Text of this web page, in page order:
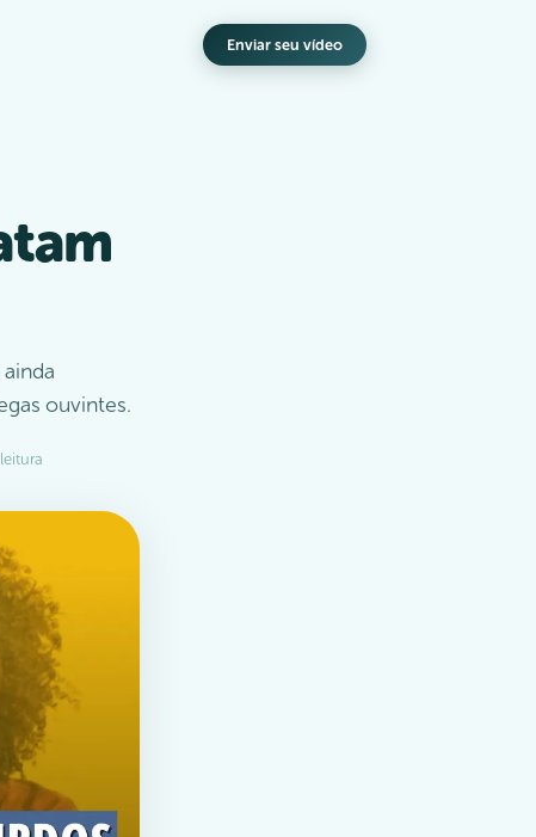
Enviar seu vídeo
ouvintes.